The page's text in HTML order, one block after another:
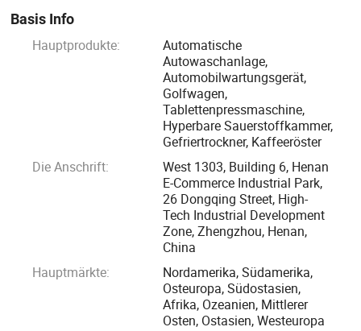
komplettes Außenhandel Vertriebssystem, um
sicherzustellen, dass jeder Kunde hat eine gute Service-
Unsere Produkte verwenden hochwertige, weltbekannte
Marken-Ersatzteile, um stabile und qualitativ hochwertige
Produkte mit einer jährlichen Leistung von mehr als 5 000
Stück zu gewährleisten. Wir können verschiedene
personalisierte Produkte nach Kundenwunsch bieten.
In den letzten 12 Jahren haben wir Tausende von Kunden in
vielen Ländern der Welt mit kompletten Produkten und
Dienstleistungen versorgt. Der Erfolg dieser Projekte hat uns
starke Servicekapazitäten gegeben, und wir sind
zuversichtlich, unsere Kunden gut zu bedienen.
Basis Info
Hauptprodukte:
Automatische
Autowaschanlage,
Automobilwartungsgerät,
Golfwagen,
Tablettenpressmaschine,
Hyperbare Sauerstoffkammer,
Gefriertrockner, Kaffeeröster
Die Anschrift:
West 1303, Building 6, Henan
E-Commerce Industrial Park,
26 Dongqing Street, High-
Tech Industrial Development
Zone, Zhengzhou, Henan,
China
Hauptmärkte:
Nordamerika, Südamerika,
Osteuropa, Südostasien,
Afrika, Ozeanien, Mittlerer
Osten, Ostasien, Westeuropa